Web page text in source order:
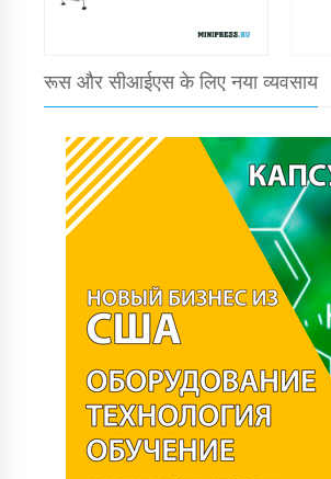
रूस और सीआईएस के लिए नया व्यवसाय